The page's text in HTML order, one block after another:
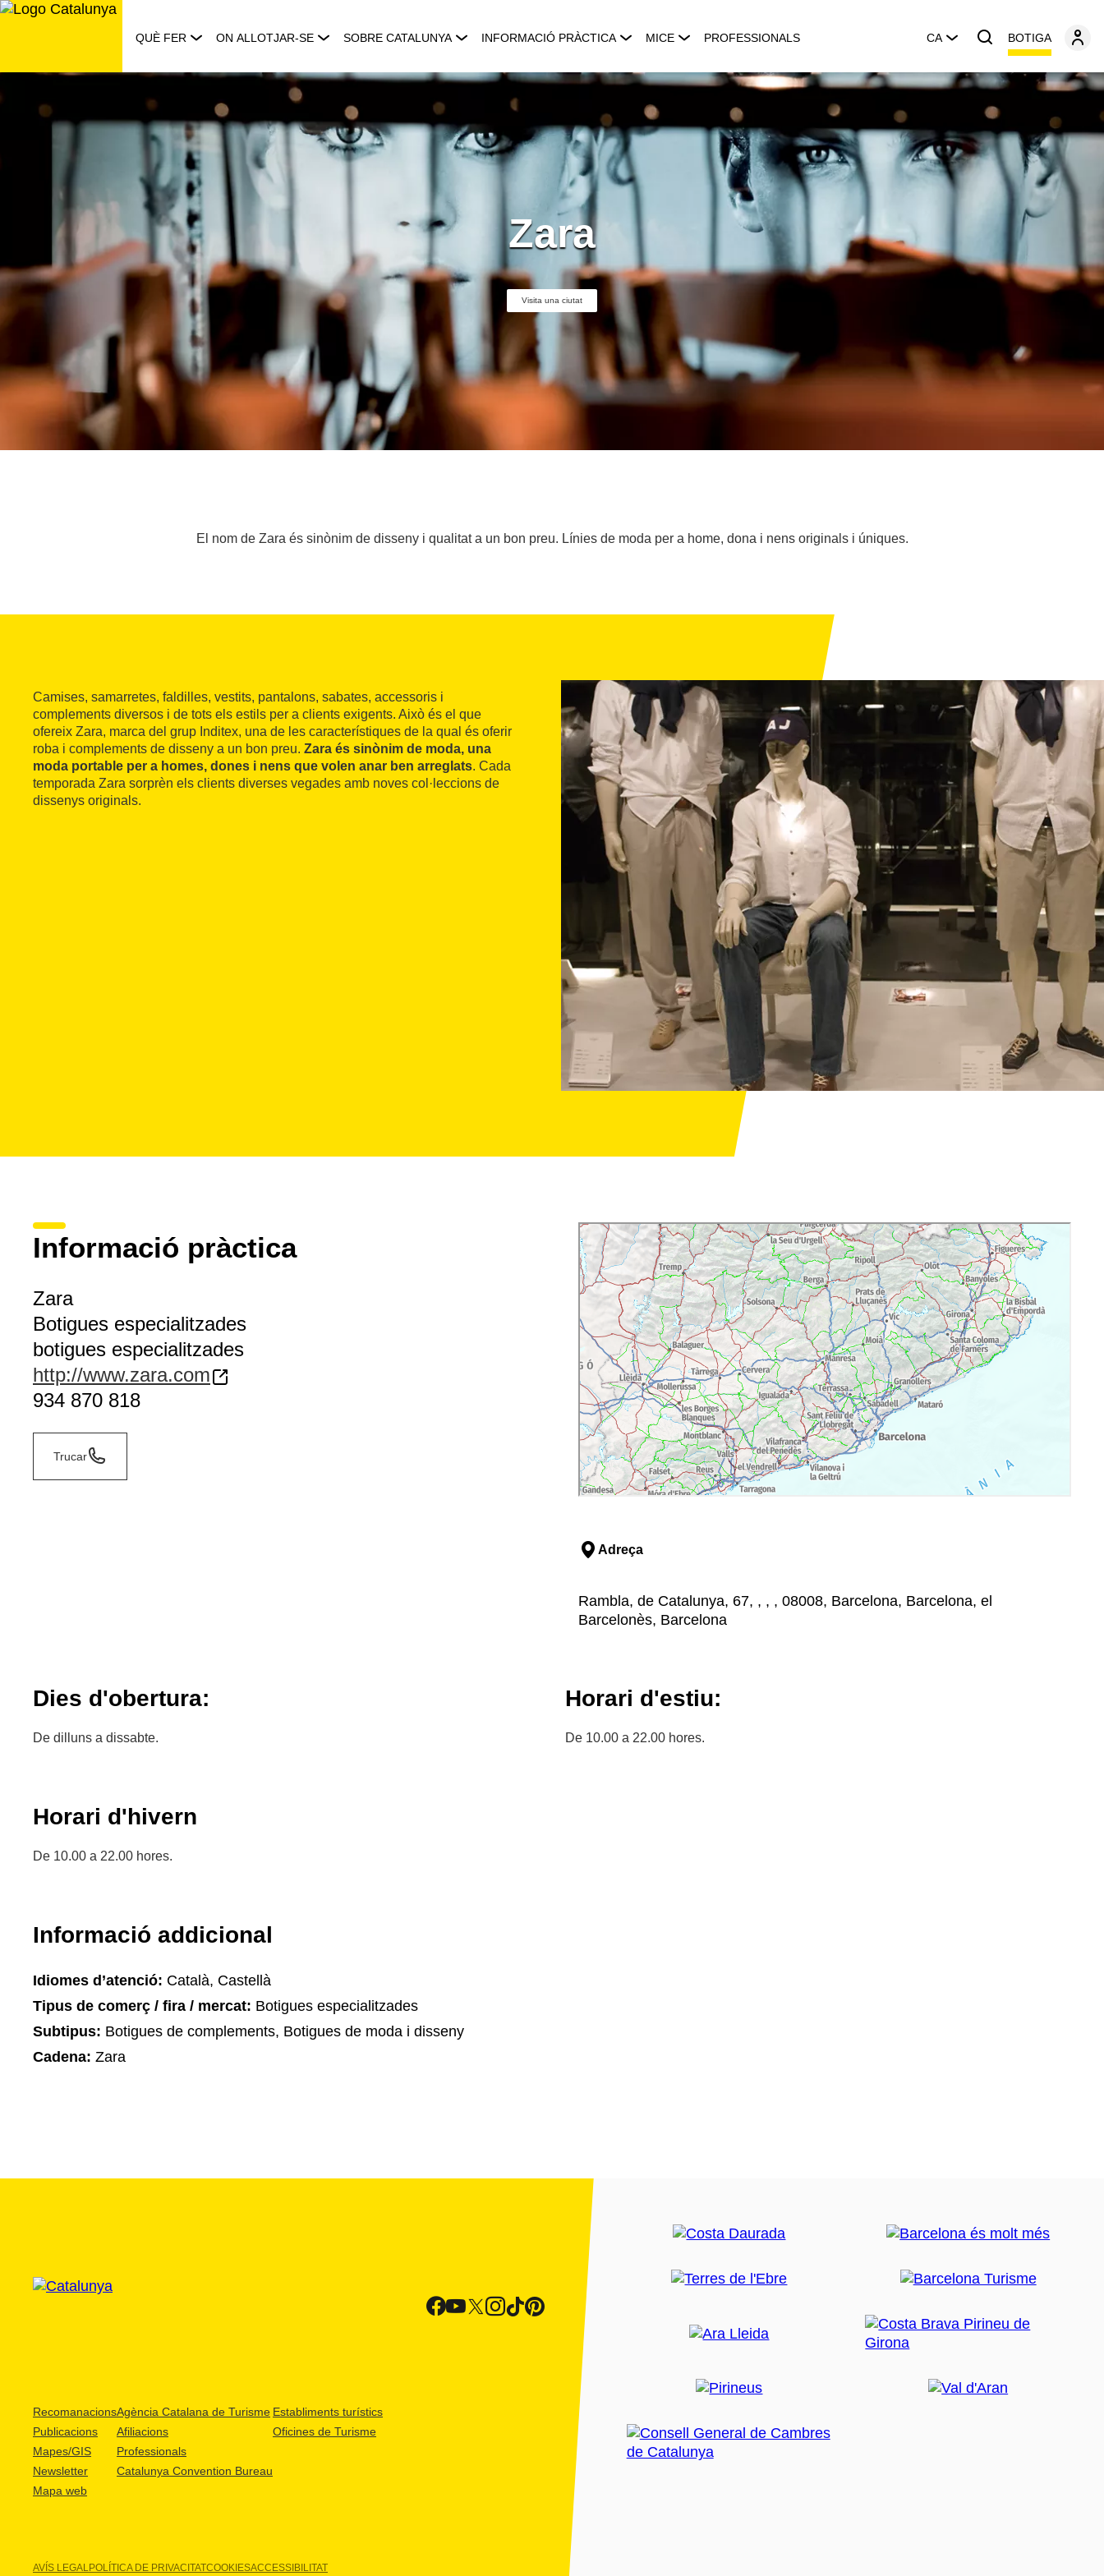
Saltar
QUÈ FER ON ALLOTJAR-SE SOBRE CATALUNYA INFORMACIÓ PRÀCTICA MICE PROFESSIONALS CA BOTIGA
Zara
Visita una ciutat
El nom de Zara és sinònim de disseny i qualitat a un bon preu. Línies de moda per a home, dona i nens originals i úniques.
Camises, samarretes, faldilles, vestits, pantalons, sabates, accessoris i
complements diversos i de tots els estils per a clients exigents. Això és el que
ofereix Zara, marca del grup Inditex, una de les característiques de la qual és oferir
roba i complements de disseny a un bon preu. Zara és sinònim de moda, una
moda portable per a homes, dones i nens que volen anar ben arreglats. Cada
temporada Zara sorprèn els clients diverses vegades amb noves col·leccions de
dissenys originals.
Informació pràctica
Zara
Botigues especialitzades
botigues especialitzades
http://www.zara.com
934 870 818
Trucar
Adreça
Rambla, de Catalunya, 67, , , , 08008, Barcelona, Barcelona, el
Barcelonès, Barcelona
Dies d'obertura:
De dilluns a dissabte.
Horari d'estiu:
De 10.00 a 22.00 hores.
Horari d'hivern
De 10.00 a 22.00 hores.
Informació addicional
Idiomes d’atenció: Català, Castellà
Tipus de comerç / fira / mercat: Botigues especialitzades
Subtipus: Botigues de complements, Botigues de moda i disseny
Cadena: Zara
Recomanacions
Publicacions
Mapes/GIS
Newsletter
Mapa web
Agència Catalana de Turisme
Afiliacions
Professionals
Catalunya Convention Bureau
Establiments turístics
Oficines de Turisme
AVÍS LEGALPOLÍTICA DE PRIVACITATCOOKIESACCESSIBILITAT